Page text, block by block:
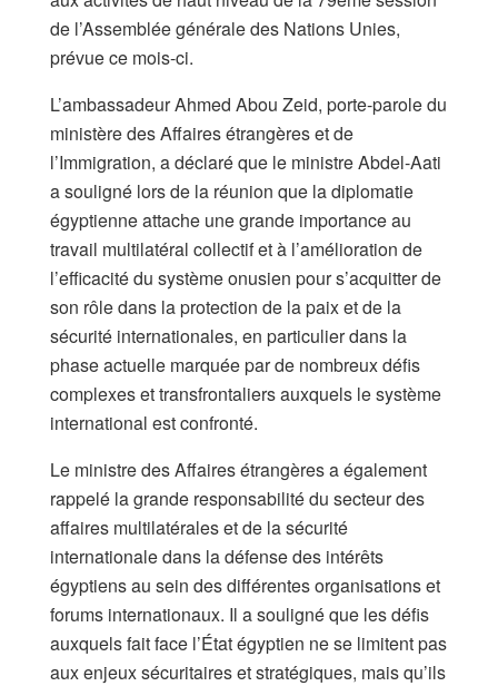
de l’Assemblée générale des Nations Unies,
prévue ce mois-ci.
L’ambassadeur Ahmed Abou Zeid, porte-parole du
ministère des Affaires étrangères et de
l’Immigration, a déclaré que le ministre Abdel-Aati
a souligné lors de la réunion que la diplomatie
égyptienne attache une grande importance au
travail multilatéral collectif et à l’amélioration de
l’efficacité du système onusien pour s’acquitter de
son rôle dans la protection de la paix et de la
sécurité internationales, en particulier dans la
phase actuelle marquée par de nombreux défis
complexes et transfrontaliers auxquels le système
international est confronté.
Le ministre des Affaires étrangères a également
rappelé la grande responsabilité du secteur des
affaires multilatérales et de la sécurité
internationale dans la défense des intérêts
égyptiens au sein des différentes organisations et
forums internationaux. Il a souligné que les défis
auxquels fait face l’État égyptien ne se limitent pas
aux enjeux sécuritaires et stratégiques, mais qu’ils